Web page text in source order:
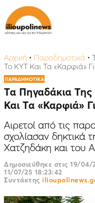
Αρχική • Παραδημοτικά •
Το ΚΥΤ Και Τα «Καρφιά»
ΠΑΡΑΔΗΜΟΤΙΚΑ
Τα Πηγαδάκια
Και Τα «Καρφιά»
Αιρετοί από τις
σχολίασαν δηκτικά
Χατζηδάκη και του
Δημοσιεύθηκε στις 19/04/
11/07/25 18:23:42
Συντάκτης